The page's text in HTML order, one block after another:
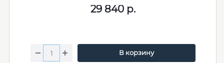
29 840 р.
В корзину